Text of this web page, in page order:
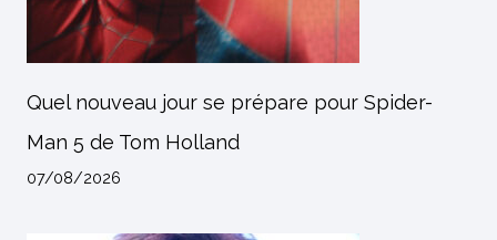
Quel nouveau jour se prépare pour Spider-
Man 5 de Tom Holland
07/08/2026